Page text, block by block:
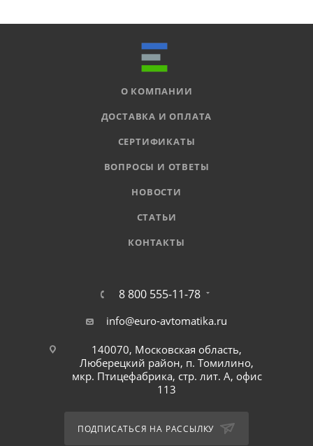
О КОМПАНИИ
ДОСТАВКА И ОПЛАТА
СЕРТИФИКАТЫ
ВОПРОСЫ И ОТВЕТЫ
НОВОСТИ
СТАТЬИ
КОНТАКТЫ
8 800 555-11-78
info@euro-avtomatika.ru
140070, Московская область,
Люберецкий район, п. Томилино,
мкр. Птицефабрика, стр. лит. А, офис
113
ПОДПИСАТЬСЯ НА РАССЫЛКУ